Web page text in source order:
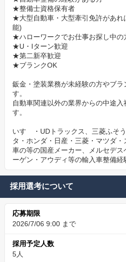
★整備士資格保有者
★大型自動車・大型牽引免許があ
能)
★ハローワークでお仕事お探し中の
★U・Iターン歓迎
★第二新卒歓迎
★ブランクOK
鈑金・塗装業務が未経験の方やブ
す。
自動車関連以外の業界からの中途
す。
いすゞ・UDトラックス、三菱ふそ
タ・ホンダ・日産・三菱・マツダ
車の等の国産メーカー、メルセデ
ーゲン・アウディ等の輸入車整備経
採用選考について
応募期限
2026/7/06 9:00 まで
採用予定人数
5人